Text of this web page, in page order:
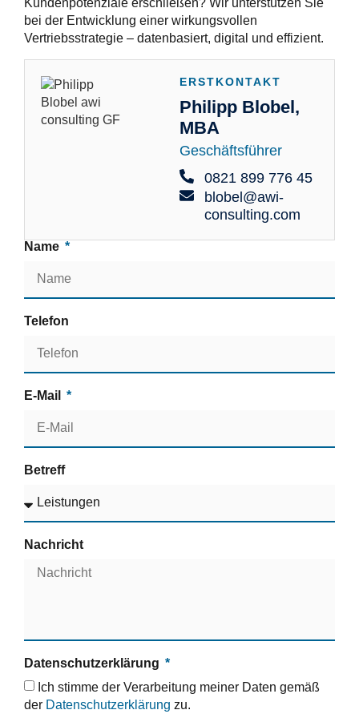
Kundenpotenziale erschließen? Wir unterstützen Sie
bei der Entwicklung einer wirkungsvollen
Vertriebsstrategie – datenbasiert, digital und effizient.
Name
Telefon
E-Mail
Betreff
Nachricht
Datenschutzerklärung
Ich stimme der Verarbeitung meiner Daten gemäß
der Datenschutzerklärung zu.
ERSTKONTAKT
Philipp Blobel,
MBA
Geschäftsführer
0821 899 776 45
blobel@awi-
consulting.com